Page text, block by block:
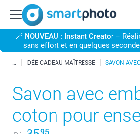
🪄 NOUVEAU : Instant Creator–
sans effort et en quelques
IDÉE CADEAU MAÎTRESSE SAVON
Savon avec
coton pour
95